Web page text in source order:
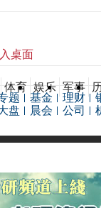
桌面
体育 娱乐 军事
题 基金 理财
盘 晨会 公司